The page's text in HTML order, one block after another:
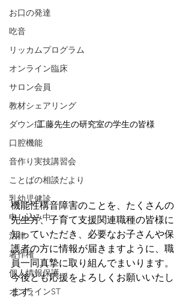
お口の発達
吃音
リッカムプログラム
オンライン臨床
サロン会員
教材シェアリング
ダウン症
口腔機能
音作り実技講習会
ことばの相談だより
乳幼児健診
申し込み中
法律
著作権
個人情報保護
オンラインST
工藤先生の研究室の学生の皆様
機能性構音障害のことを、たくさんの
先生方、子育て支援関連職種の皆様に
知っていただき、必要なお子さんや保
護者の方に情報が届きますように、職
員一同真摯に取り組んでまいります。
今後とも応援をよろしくお願いいたし
ます。